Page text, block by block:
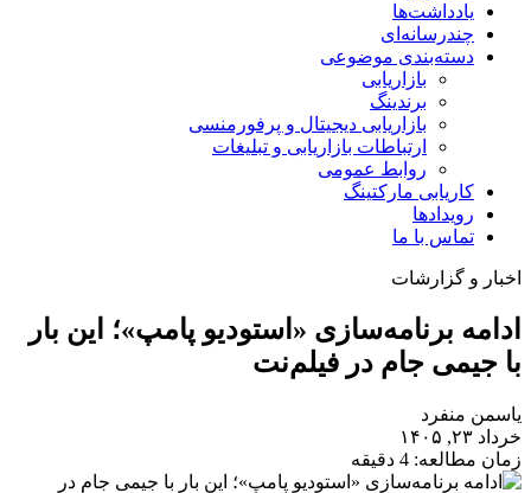
یادداشت‌ها
چندرسانه‌ای
دسته‌بندی موضوعی
بازاریابی
برندینگ
بازاریابی دیجیتال و پرفورمنسی
ارتباطات بازاریابی و تبلیغات
روابط عمومی
کاریابی مارکتینگ
رویدادها
تماس با ما
اخبار و گزارشات
ادامه برنامه‌سازی «استودیو پامپ»؛ این بار
با جیمی جام در فیلم‌نت
یاسمن منفرد
خرداد ۲۳, ۱۴۰۵
زمان مطالعه: 4 دقیقه